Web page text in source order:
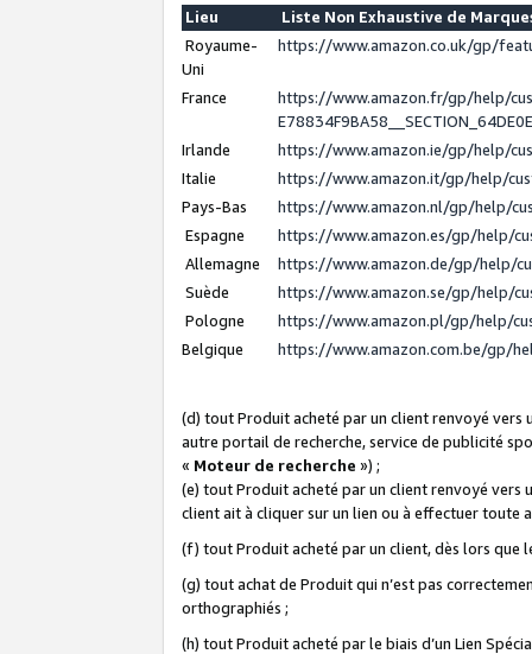
Lieu
Liste Non Exhaustive de
Royaume-
Uni
https://www.amazon.co.uk/gp/
France
https://www.amazon.fr/gp/help/
Irlande
https://www.amazon.ie/gp/help/
Italie
https://www.amazon.it/gp/help/
Pays-Bas
https://www.amazon.nl/gp/help/
Espagne
https://www.amazon.es/gp/help/
Allemagne
https://www.amazon.de/gp/help/
Suède
https://www.amazon.se/gp/help/
Pologne
https://www.amazon.pl/gp/help/
Belgique
https://www.amazon.com.be/gp/
(d) tout Produit acheté par un client renvoyé vers
autre portail de recherche, service de publicité
« Moteur de recherche ») ;
(e) tout Produit acheté par un client renvoyé vers
client ait à cliquer sur un lien ou à effectuer
(f) tout Produit acheté par un client, dès lors que
(g) tout achat de Produit qui n’est pas
orthographiés ;
(h) tout Produit acheté par le biais d’un Lien